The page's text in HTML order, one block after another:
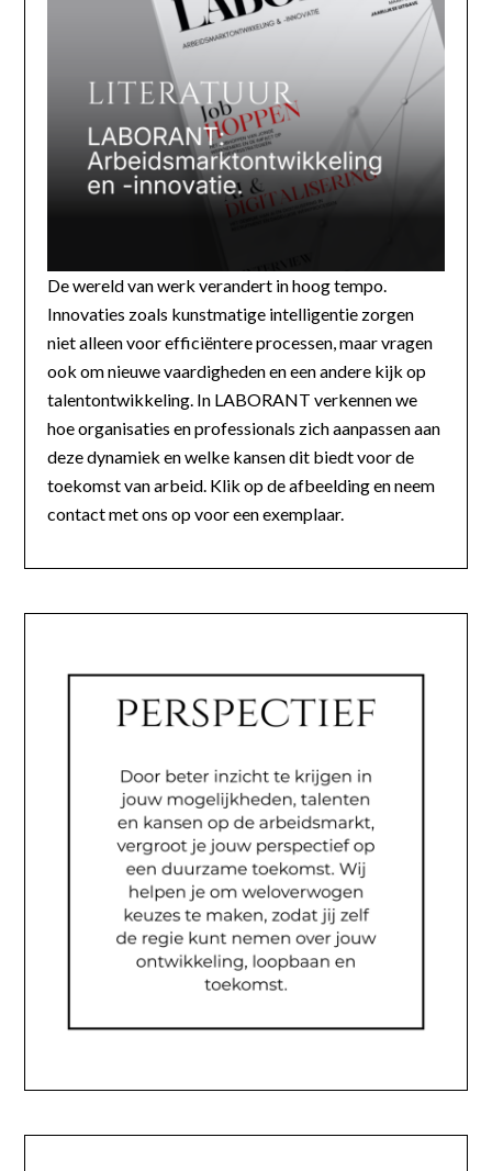
De wereld van werk verandert in hoog tempo.
Innovaties zoals kunstmatige intelligentie zorgen
niet alleen voor efficiëntere processen, maar vragen
ook om nieuwe vaardigheden en een andere kijk op
talentontwikkeling. In LABORANT verkennen we
hoe organisaties en professionals zich aanpassen aan
deze dynamiek en welke kansen dit biedt voor de
toekomst van arbeid. Klik op de afbeelding en neem
contact met ons op voor een exemplaar.